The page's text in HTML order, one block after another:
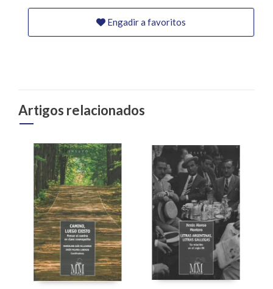
Engadir a favoritos
Artigos relacionados